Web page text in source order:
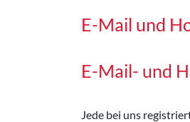
E-Mail und
E-Mail- und
Jede bei uns